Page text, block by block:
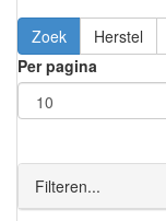
Zoek Herstel
Per pagina
Filteren...